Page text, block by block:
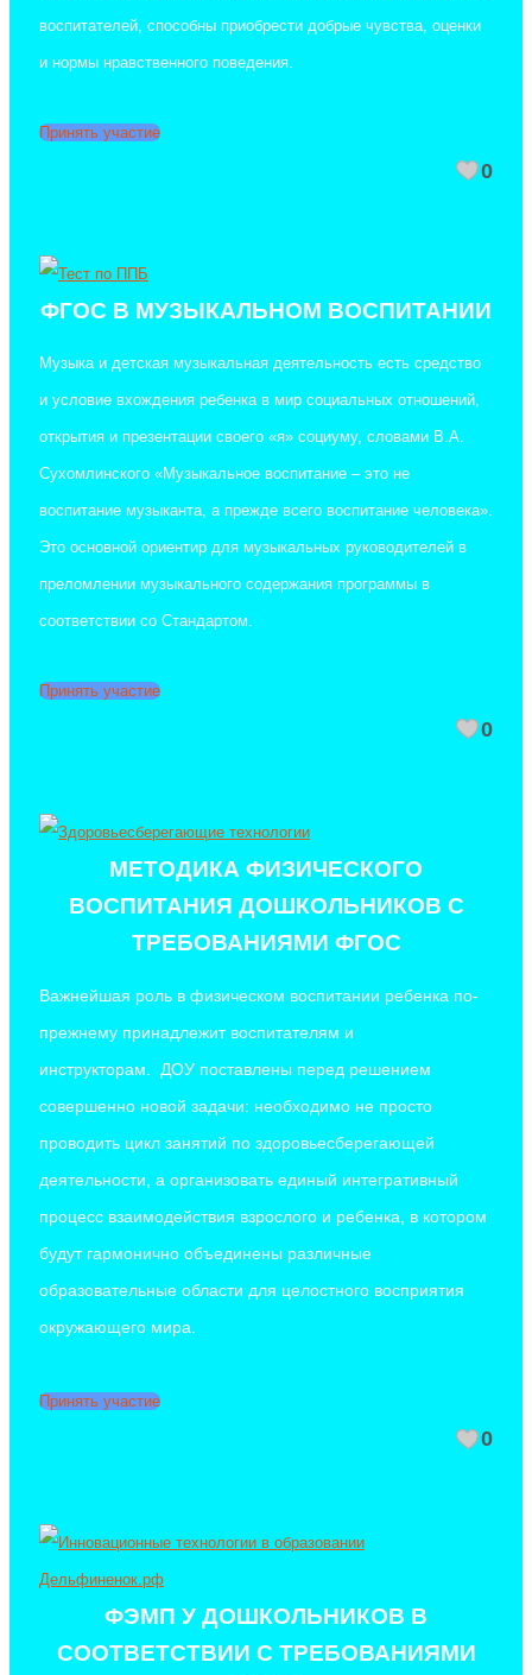
воспитателей, способны приобрести добрые чувства, оценки
и нормы нравственного поведения.
Принять участие
0
ФГОС В МУЗЫКАЛЬНОМ ВОСПИТАНИИ
Музыка и детская музыкальная деятельность есть средство
и условие вхождения ребенка в мир социальных отношений,
открытия и презентации своего «я» социуму, словами В.А.
Сухомлинского «Музыкальное воспитание – это не
воспитание музыканта, а прежде всего воспитание человека».
Это основной ориентир для музыкальных руководителей в
преломлении музыкального содержания программы в
соответствии со Стандартом.
Принять участие
0
МЕТОДИКА ФИЗИЧЕСКОГО
ВОСПИТАНИЯ ДОШКОЛЬНИКОВ С
ТРЕБОВАНИЯМИ ФГОС
Важнейшая роль в физическом воспитании ребенка по-
прежнему принадлежит воспитателям и
инструкторам. ДОУ поставлены перед решением
совершенно новой задачи: необходимо не просто
проводить цикл занятий по здоровьесберегающей
деятельности, а организовать единый интегративный
процесс взаимодействия взрослого и ребенка, в котором
будут гармонично объединены различные
образовательные области для целостного восприятия
окружающего мира.
Принять участие
0
ФЭМП У ДОШКОЛЬНИКОВ В
СООТВЕТСТВИИ С ТРЕБОВАНИЯМИ